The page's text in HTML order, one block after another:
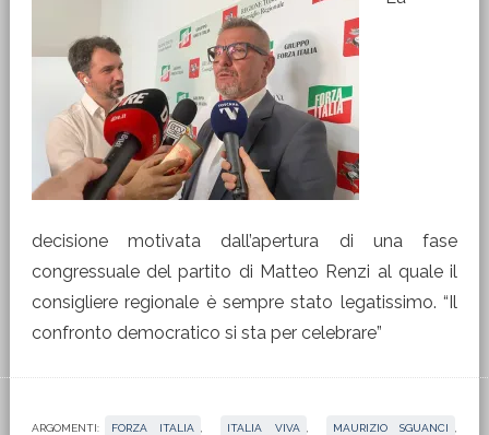
decisione motivata dall’apertura di una fase
congressuale del partito di Matteo Renzi al quale il
consigliere regionale è sempre stato legatissimo. “Il
confronto democratico si sta per celebrare”
ARGOMENTI: FORZA ITALIA ITALIA VIVA MAURIZIO SGUANCI